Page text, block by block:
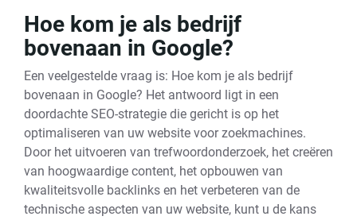
Hoe kom je als bedrijf
bovenaan in Google?
Een veelgestelde vraag is: Hoe kom je als bedrijf
bovenaan in Google? Het antwoord ligt in een
doordachte SEO-strategie die gericht is op het
optimaliseren van uw website voor zoekmachines.
Door het uitvoeren van trefwoordonderzoek, het creëren
van hoogwaardige content, het opbouwen van
kwaliteitsvolle backlinks en het verbeteren van de
technische aspecten van uw website, kunt u de kans